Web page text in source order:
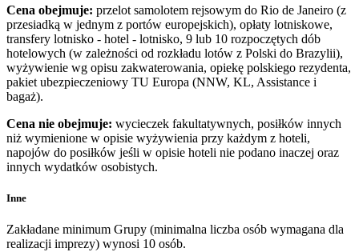
Cena obejmuje: przelot samolotem rejsowym do Rio de Janeiro (z
przesiadką w jednym z portów europejskich), opłaty lotniskowe,
transfery lotnisko - hotel - lotnisko, 9 lub 10 rozpoczętych dób
hotelowych (w zależności od rozkładu lotów z Polski do Brazylii),
wyżywienie wg opisu zakwaterowania, opiekę polskiego rezydenta,
pakiet ubezpieczeniowy TU Europa (NNW, KL, Assistance i
bagaż).
Cena nie obejmuje: wycieczek fakultatywnych, posiłków innych
niż wymienione w opisie wyżywienia przy każdym z hoteli,
napojów do posiłków jeśli w opisie hoteli nie podano inaczej oraz
innych wydatków osobistych.
Inne
Zakładane minimum Grupy (minimalna liczba osób wymagana dla
realizacji imprezy) wynosi 10 osób.